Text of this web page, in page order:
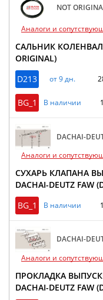
NOT
Аналоги и
САЛЬНИК
ORIGINAL)
D213
от 9 дн.
BG_1 В наличии
DACHAI-
Аналоги и
СУХАРЬ КЛАПАНА
DACHAI-DEUTZ FAW
BG_1
В наличии
DACHAI-
Аналоги и
ПРОКЛАДКА
DACHAI-DEUTZ FAW